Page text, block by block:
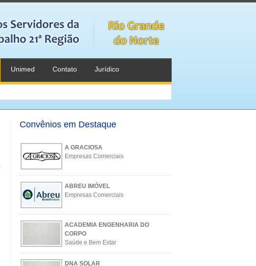
Unimed Contato Jurídico
Convênios em Destaque
A GRACIOSA
Empresas Comerciais
ABREU IMÓVEL
Empresas Comerciais
ACADEMIA ENGENHARIA DO
CORPO
Saúde e Bem Estar
DNA SOLAR